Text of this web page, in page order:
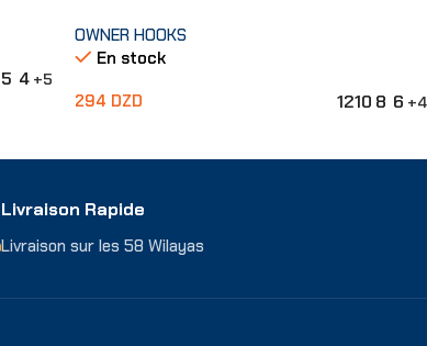
5 4 +5
OWNER HOOKS
En stock
294 DZD 1210 8 6 +4
Livraison Rapide
Livraison sur les 58 Wilayas